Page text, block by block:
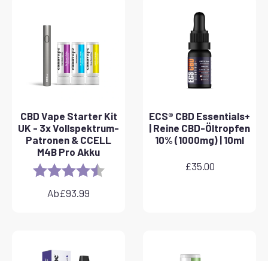
CBD Vape Starter Kit
UK - 3x Vollspektrum-
Patronen & CCELL
M4B Pro Akku
Rating: 4.8 out of 5 stars
Ab£93.99
ECS® CBD Essentials+
| Reine CBD-Öltropfen
10% (1000mg) | 10ml
£35.00